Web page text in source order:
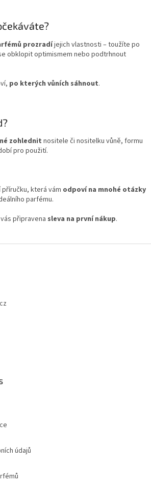
prozradíjejich vlastnosti – toužíte po
obklopit optimismem nebo podtrhnout
po kterých vůních sáhnout.
zohlednit nositele či nositelku vůně, formu
pro použití.
která vám odpoví na mnohé otázky
parfému.
připravena sleva na první nákup.
údajů